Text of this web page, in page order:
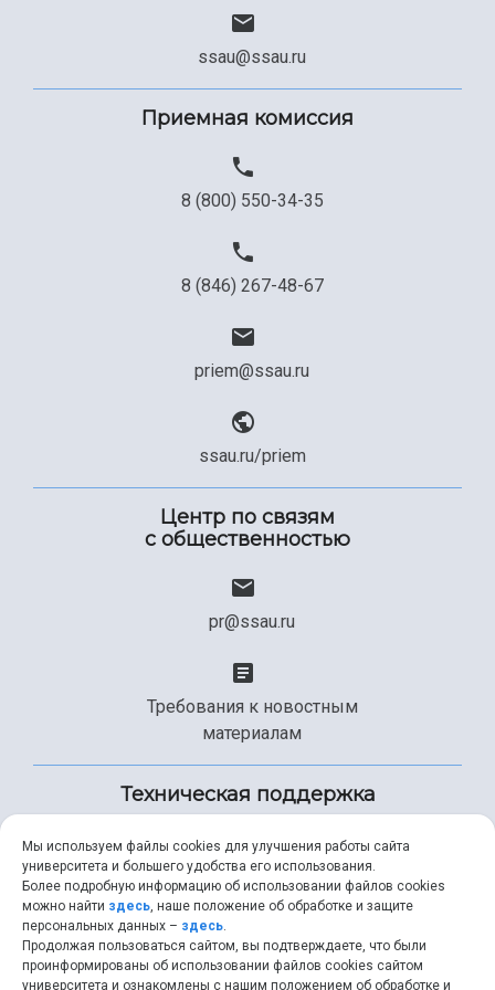
Сведения об образовательной организации
Официальные документы
ssau@ssau.ru
Приемная комиссия
8 (800) 550-34-35
8 (846) 267-48-67
priem@ssau.ru
ssau.ru/priem
Центр по связям
с общественностью
pr@ssau.ru
Требования к новостным
материалам
Техническая поддержка
+7 (846) 267-49-99
help@ssau.ru
Мы используем файлы cookies для улучшения работы сайта
университета и большего удобства его использования.
Более подробную информацию об использовании файлов cookies
можно найти здесь, наше положение об обработке и защите
персональных данных – здесь.
Продолжая пользоваться сайтом, вы подтверждаете, что были
проинформированы об использовании файлов cookies сайтом
университета и ознакомлены с нашим положением об обработке и